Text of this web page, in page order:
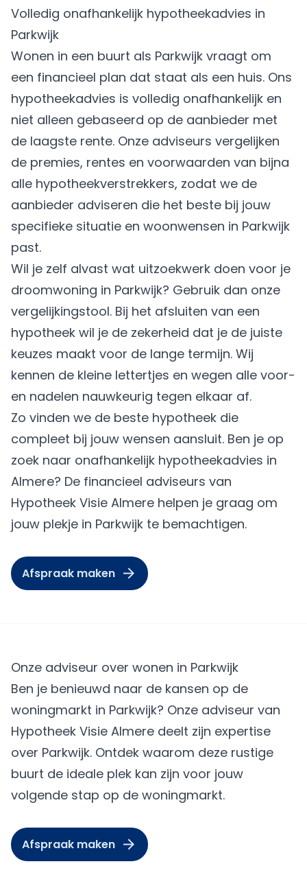
Volledig onafhankelijk hypotheekadvies in
Parkwijk
Wonen in een buurt als Parkwijk vraagt om
een financieel plan dat staat als een huis. Ons
hypotheekadvies is volledig onafhankelijk en
niet alleen gebaseerd op de aanbieder met
de laagste rente. Onze adviseurs vergelijken
de premies, rentes en voorwaarden van bijna
alle hypotheekverstrekkers, zodat we de
aanbieder adviseren die het beste bij jouw
specifieke situatie en woonwensen in Parkwijk
past.
Wil je zelf alvast wat uitzoekwerk doen voor je
droomwoning in Parkwijk? Gebruik dan onze
vergelijkingstool. Bij het afsluiten van een
hypotheek wil je de zekerheid dat je de juiste
keuzes maakt voor de lange termijn. Wij
kennen de kleine lettertjes en wegen alle voor-
en nadelen nauwkeurig tegen elkaar af.
Zo vinden we de beste hypotheek die
compleet bij jouw wensen aansluit. Ben je op
zoek naar onafhankelijk hypotheekadvies in
Almere? De financieel adviseurs van
Hypotheek Visie Almere helpen je graag om
jouw plekje in Parkwijk te bemachtigen.
Afspraak maken
Onze adviseur over wonen in Parkwijk
Ben je benieuwd naar de kansen op de
woningmarkt in Parkwijk? Onze adviseur van
Hypotheek Visie Almere deelt zijn expertise
over Parkwijk. Ontdek waarom deze rustige
buurt de ideale plek kan zijn voor jouw
volgende stap op de woningmarkt.
Afspraak maken